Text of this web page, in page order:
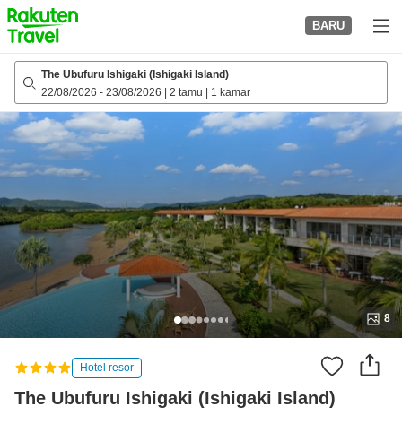
to
top
page
BARU
The Ubufuru Ishigaki (Ishigaki Island)
22/08/2026 - 23/08/2026 2 tamu 1 kamar
8
Hotel resor
The Ubufuru Ishigaki (Ishigaki Island)